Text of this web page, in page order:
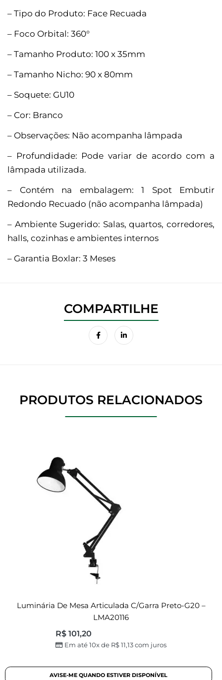
– Tipo do Produto: Face Recuada
– Foco Orbital: 360°
– Tamanho Produto: 100 x 35mm
– Tamanho Nicho: 90 x 80mm
– Soquete: GU10
– Cor: Branco
– Observações: Não acompanha lâmpada
– Profundidade: Pode variar de acordo com a
lâmpada utilizada.
– Contém na embalagem: 1 Spot Embutir
Redondo Recuado (não acompanha lâmpada)
– Ambiente Sugerido: Salas, quartos, corredores,
halls, cozinhas e ambientes internos
– Garantia Boxlar: 3 Meses
PRODUTOS RELACIONADOS
Luminária De Mesa Articulada C/garra Preto-G20 –
LMA20116
R$101,20
Em até 10x de R$11,13com juros